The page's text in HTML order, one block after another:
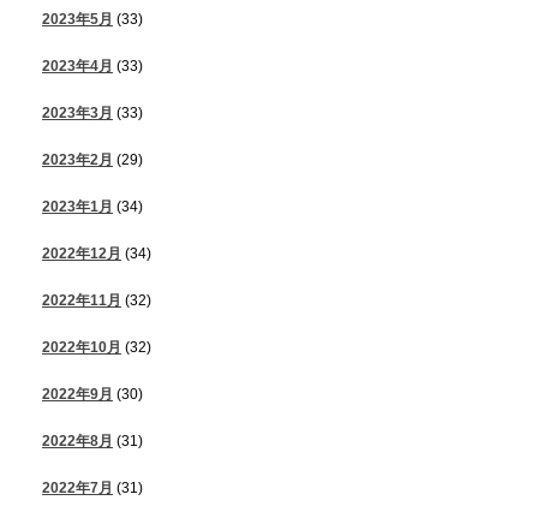
2023年5月 (33)
2023年4月 (33)
2023年3月 (33)
2023年2月 (29)
2023年1月 (34)
2022年12月 (34)
2022年11月 (32)
2022年10月 (32)
2022年9月 (30)
2022年8月 (31)
2022年7月 (31)